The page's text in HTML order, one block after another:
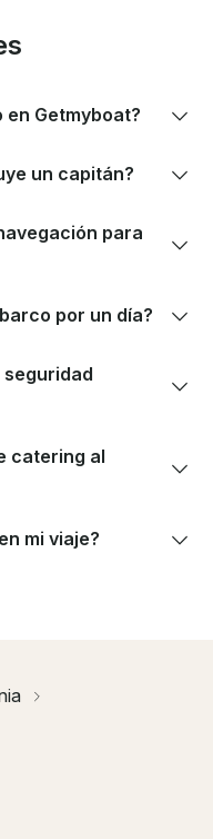
en Getmyboat?
un capitán?
para
por un día?
catering al
mi viaje?